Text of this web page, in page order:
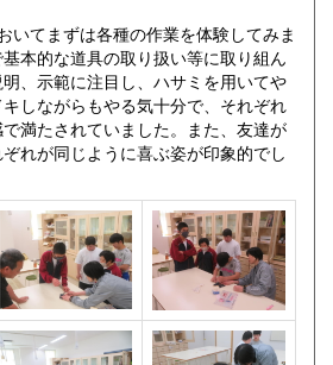
いてまずは各種の作業を体験してみま
本的な道具の取り扱い等に取り組ん
、示範に注目し、ハサミを用いてや
しながらもやる気十分で、それぞれ
で満たされていました。また、友達が
れが同じように喜ぶ姿が印象的でし